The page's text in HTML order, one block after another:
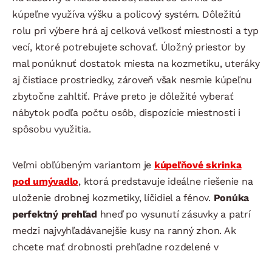
kúpeľne využíva výšku a policový systém. Dôležitú
rolu pri výbere hrá aj celková veľkosť miestnosti a typ
vecí, ktoré potrebujete schovať. Úložný priestor by
mal ponúknuť dostatok miesta na kozmetiku, uteráky
aj čistiace prostriedky, zároveň však nesmie kúpeľnu
zbytočne zahltiť. Práve preto je dôležité vyberať
nábytok podľa počtu osôb, dispozície miestnosti i
spôsobu využitia.
Veľmi obľúbeným variantom je kúpeľňové skrinka
pod umývadlo, ktorá predstavuje ideálne riešenie na
uloženie drobnej kozmetiky, líčidiel a fénov. Ponúka
perfektný prehľad hneď po vysunutí zásuvky a patrí
medzi najvyhľadávanejšie kusy na ranný zhon. Ak
chcete mať drobnosti prehľadne rozdelené v